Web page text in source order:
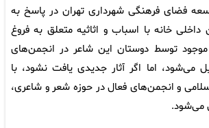
فضای فرهنگی شهرداری تهران در پاسخ به
داخلی خانه با اسباب و اثاثیه متعلق به فروغ
موجود توسط دوستان این شاعر در انجمن‌های
می‌شود، اما اگر آثار جدیدی یافت نشود، با
و انجمن‌های فعال در حوزه شعر و شاعری،
می‌شود.